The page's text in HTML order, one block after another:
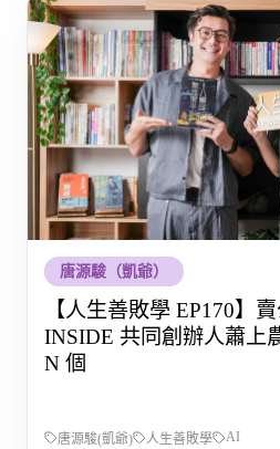
唐源駿（凱爺）
【人生善敗學 EP170】
INSIDE 共同創辦人蕭上
N 個
唐源駿(凱爺) 人生善敗學 AI